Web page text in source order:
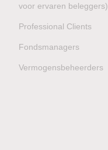
voor ervaren beleggers)
Professional Clients
Fondsmanagers
Vermogensbeheerders